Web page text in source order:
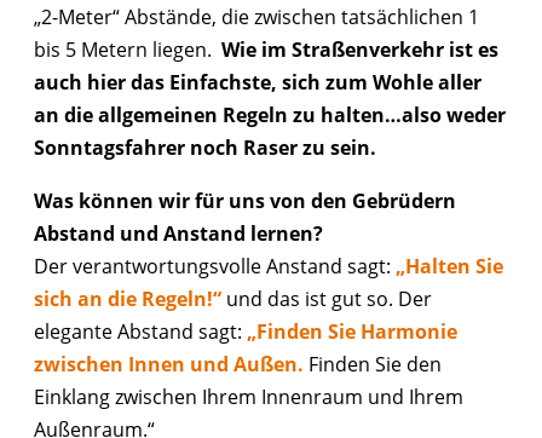
„2-Meter“ Abstände, die zwischen tatsächlichen 1
bis 5 Metern liegen. Wie im Straßenverkehr ist es
auch hier das Einfachste, sich zum Wohle aller
an die allgemeinen Regeln zu halten…also weder
Sonntagsfahrer noch Raser zu sein.
Was können wir für uns von den Gebrüdern
Abstand und Anstand lernen?
Der verantwortungsvolle Anstand sagt: „Halten Sie
sich an die Regeln!“ und das ist gut so. Der
elegante Abstand sagt: „Finden Sie Harmonie
zwischen Innen und Außen. Finden Sie den
Einklang zwischen Ihrem Innenraum und Ihrem
Außenraum.“